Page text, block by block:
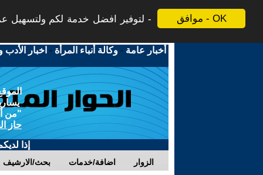
موافق - OK لتوفير افضل خدمة لكم ولتسهيل
أخبار عامة -وكالة أنباء المرأة - اخبار الأدب
"من
حاز
إذا
بحث/الارشيف اضافة/خدمات الزوار